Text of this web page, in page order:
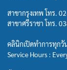
สาขากรุงเทพ โทร.
สาขาศรีราชา โทร.
คลินิกเปิดทำการทุก
Service Hours :